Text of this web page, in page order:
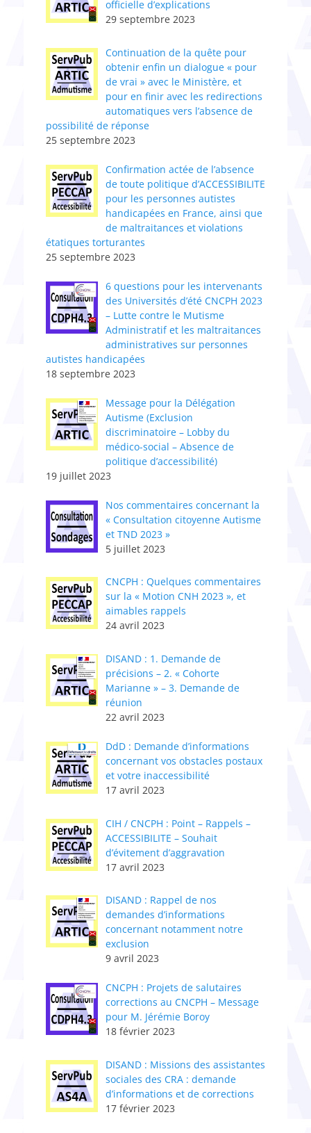
officielle d’explications
29 septembre 2023
Continuation de la quête pour
obtenir enfin un dialogue « pour
de vrai » avec le Ministère, et
pour en finir avec les redirections
automatiques vers l’absence de
possibilité de réponse
25 septembre 2023
Confirmation actée de l’absence
de toute politique d’ACCESSIBILITE
pour les personnes autistes
handicapées en France, ainsi que
de maltraitances et violations
étatiques torturantes
25 septembre 2023
6 questions pour les intervenants
des Universités d’été CNCPH 2023
– Lutte contre le Mutisme
Administratif et les maltraitances
administratives sur personnes
autistes handicapées
18 septembre 2023
Message pour la Délégation
Autisme (Exclusion
discriminatoire – Lobby du
médico-social – Absence de
politique d’accessibilité)
19 juillet 2023
Nos commentaires concernant la
« Consultation citoyenne Autisme
et TND 2023 »
5 juillet 2023
CNCPH : Quelques commentaires
sur la « Motion CNH 2023 », et
aimables rappels
24 avril 2023
DISAND : 1. Demande de
précisions – 2. « Cohorte
Marianne » – 3. Demande de
réunion
22 avril 2023
DdD : Demande d’informations
concernant vos obstacles postaux
et votre inaccessibilité
17 avril 2023
CIH / CNCPH : Point – Rappels –
ACCESSIBILITE – Souhait
d’évitement d’aggravation
17 avril 2023
DISAND : Rappel de nos
demandes d’informations
concernant notamment notre
exclusion
9 avril 2023
CNCPH : ​Projets de salutaires
corrections au CNCPH – Message
pour M. Jérémie Boroy
18 février 2023
DISAND : Missions des assistantes
sociales des CRA : demande
d’informations et de corrections
17 février 2023